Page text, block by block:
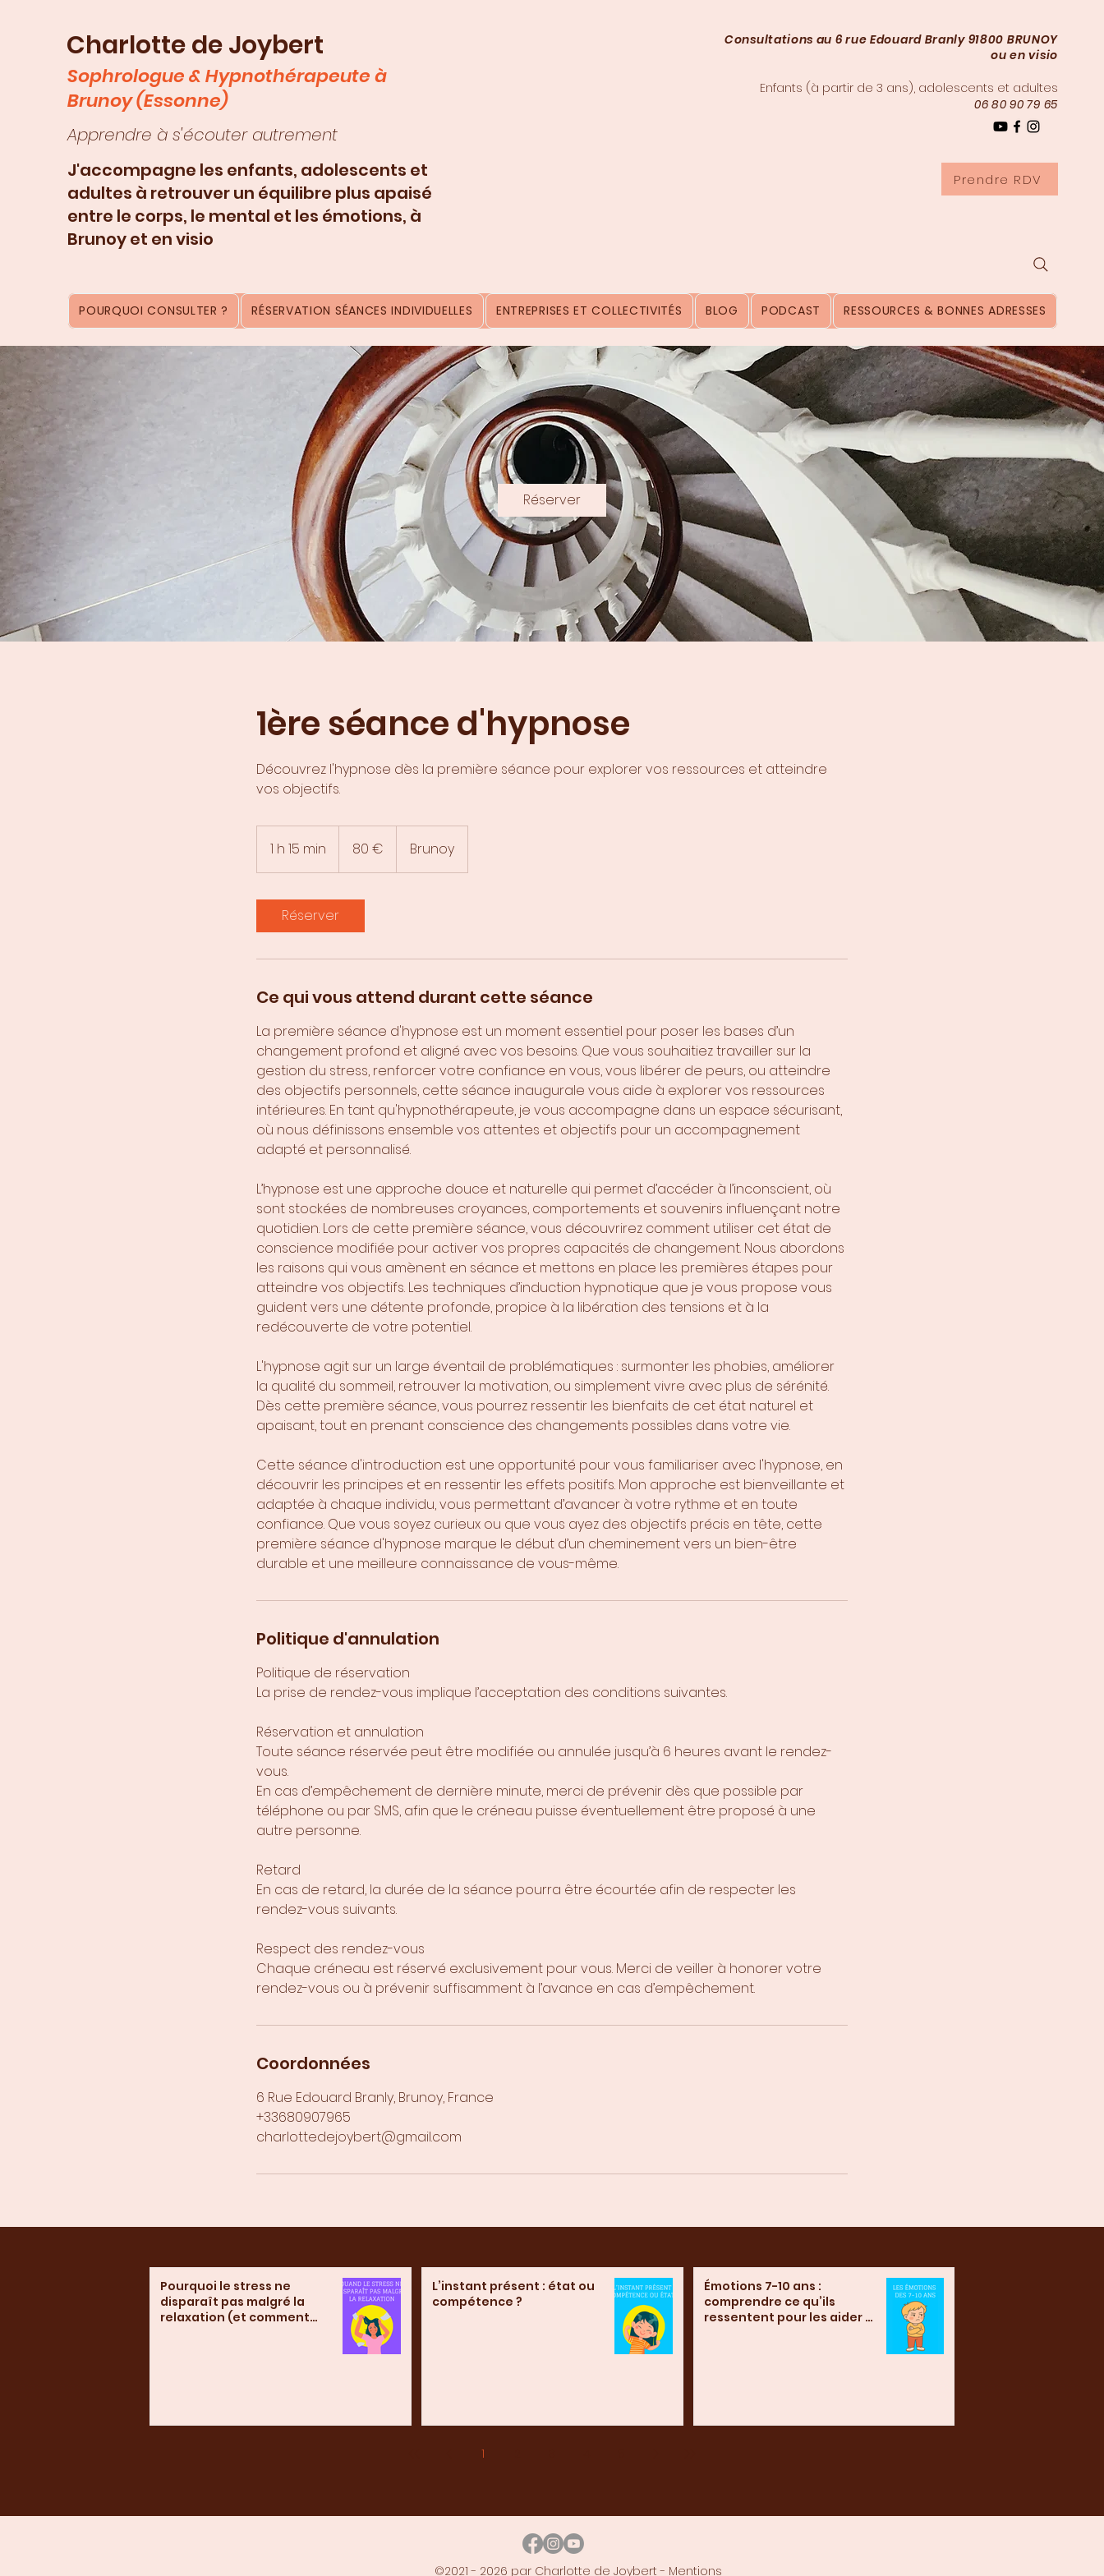
Charlotte de Joybert
Sophrologue & Hypnothérapeute à
Brunoy (Essonne)
Apprendre à s'écouter autrement
J'accompagne les enfants, adolescents et
adultes à retrouver un équilibre plus apaisé
entre le corps, le mental et les émotions, à
Brunoy et en visio
Consultations au 6 rue Edouard Branly 91800 BRUNOY
ou en visio
Enfants (à partir de 3 ans), adolescents et adultes
06 80 90 79 65
Prendre RDV
POURQUOI CONSULTER ? RÉSERVATION SÉANCES INDIVIDUELLES ENTREPRISES ET COLLECTIVITÉS BLOG PODCAST RESSOURCES & BONNES ADRESSES
Réserver
1ère séance d'hypnose
Découvrez l'hypnose dès la première séance pour explorer vos ressources et atteindre
vos objectifs.
1 h 15 min
1
m
i
80 € Brunoy
Réserver
Ce qui vous attend durant cette séance
La première séance d'hypnose est un moment essentiel pour poser les bases d’un
changement profond et aligné avec vos besoins. Que vous souhaitiez travailler sur la
gestion du stress, renforcer votre confiance en vous, vous libérer de peurs, ou atteindre
des objectifs personnels, cette séance inaugurale vous aide à explorer vos ressources
intérieures. En tant qu'hypnothérapeute, je vous accompagne dans un espace sécurisant,
où nous définissons ensemble vos attentes et objectifs pour un accompagnement
adapté et personnalisé.
L’hypnose est une approche douce et naturelle qui permet d’accéder à l’inconscient, où
sont stockées de nombreuses croyances, comportements et souvenirs influençant notre
quotidien. Lors de cette première séance, vous découvrirez comment utiliser cet état de
conscience modifiée pour activer vos propres capacités de changement. Nous abordons
les raisons qui vous amènent en séance et mettons en place les premières étapes pour
atteindre vos objectifs. Les techniques d’induction hypnotique que je vous propose vous
guident vers une détente profonde, propice à la libération des tensions et à la
redécouverte de votre potentiel.
L'hypnose agit sur un large éventail de problématiques : surmonter les phobies, améliorer
la qualité du sommeil, retrouver la motivation, ou simplement vivre avec plus de sérénité.
Dès cette première séance, vous pourrez ressentir les bienfaits de cet état naturel et
apaisant, tout en prenant conscience des changements possibles dans votre vie.
Cette séance d'introduction est une opportunité pour vous familiariser avec l'hypnose, en
découvrir les principes et en ressentir les effets positifs. Mon approche est bienveillante et
adaptée à chaque individu, vous permettant d’avancer à votre rythme et en toute
confiance. Que vous soyez curieux ou que vous ayez des objectifs précis en tête, cette
première séance d'hypnose marque le début d’un cheminement vers un bien-être
durable et une meilleure connaissance de vous-même.
Politique d'annulation
Politique de réservation
La prise de rendez-vous implique l’acceptation des conditions suivantes.
Réservation et annulation
Toute séance réservée peut être modifiée ou annulée jusqu’à 6 heures avant le rendez-
vous.
En cas d’empêchement de dernière minute, merci de prévenir dès que possible par
téléphone ou par SMS, afin que le créneau puisse éventuellement être proposé à une
autre personne.
Retard
En cas de retard, la durée de la séance pourra être écourtée afin de respecter les
rendez-vous suivants.
Respect des rendez-vous
Chaque créneau est réservé exclusivement pour vous. Merci de veiller à honorer votre
rendez-vous ou à prévenir suffisamment à l’avance en cas d’empêchement.
Coordonnées
6 Rue Edouard Branly, Brunoy, France
+33680907965
charlottedejoybert@gmail.com
Pourquoi le stress ne
disparaît pas malgré la
relaxation (et comment
L’instant présent : état ou
compétence ?
Émotions 7-10 ans :
comprendre ce qu’ils
ressentent pour les aider à
1
©2021 - 2026 par Charlotte de Joybert - Mentions